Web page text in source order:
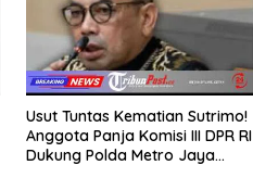
Usut Tuntas Kematian Sutrimo!
Anggota Panja Komisi III DPR RI
Dukung Polda Metro Jaya